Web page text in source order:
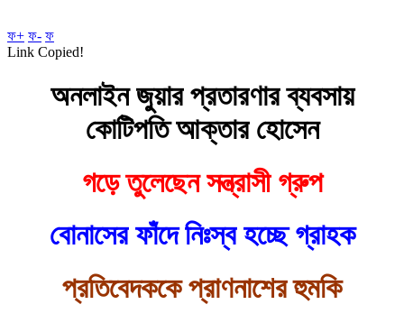
ফ+ ফ- ফ
Link Copied!
অনলাইন জুয়ার প্রতারণার ব্যবসায়
কোটিপতি আক্তার হোসেন
গড়ে তুলেছেন সন্ত্রাসী গ্রুপ
বোনাসের ফাঁদে নিঃস্ব হচ্ছে গ্রাহক
প্রতিবেদককে প্রাণনাশের হুমকি